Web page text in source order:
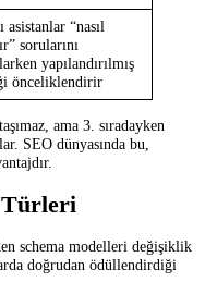
asistanlar “nasıl
sorularını
yapılandırılmış
önceliklendirir
ama 3. sıradayken
SEO dünyasında bu,
Türleri
schema modelleri değişiklik
doğrudan ödüllendirdiği